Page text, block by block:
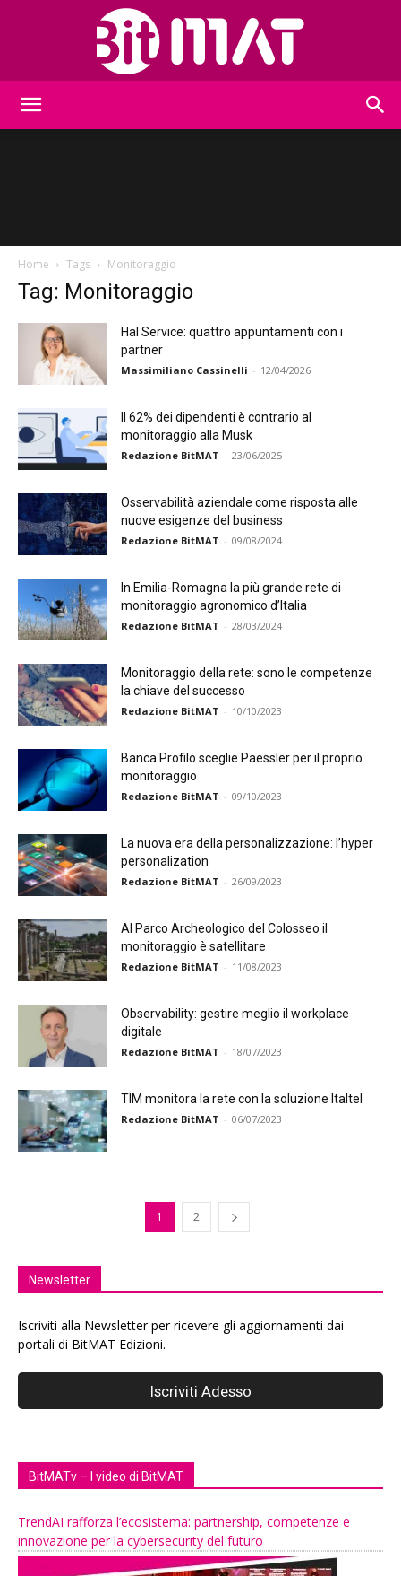
Home Tags Monitoraggio
Tag: Monitoraggio
Hal Service: quattro appuntamenti con i
partner
Massimiliano Cassinelli - 12/04/2026
Il 62% dei dipendenti è contrario al
monitoraggio alla Musk
Redazione BitMAT - 23/06/2025
Osservabilità aziendale come risposta alle
nuove esigenze del business
Redazione BitMAT - 09/08/2024
In Emilia-Romagna la più grande rete di
monitoraggio agronomico d’Italia
Redazione BitMAT - 28/03/2024
Monitoraggio della rete: sono le competenze
la chiave del successo
Redazione BitMAT - 10/10/2023
Banca Profilo sceglie Paessler per il proprio
monitoraggio
Redazione BitMAT - 09/10/2023
La nuova era della personalizzazione: l’hyper
personalization
Redazione BitMAT - 26/09/2023
Al Parco Archeologico del Colosseo il
monitoraggio è satellitare
Redazione BitMAT - 11/08/2023
Observability: gestire meglio il workplace
digitale
Redazione BitMAT - 18/07/2023
TIM monitora la rete con la soluzione Italtel
Redazione BitMAT - 06/07/2023
1 2
Newsletter
Iscriviti alla Newsletter per ricevere gli aggiornamenti dai
portali di BitMAT Edizioni.
BitMATv – I video di BitMAT
TrendAI rafforza l’ecosistema: partnership, competenze e
innovazione per la cybersecurity del futuro